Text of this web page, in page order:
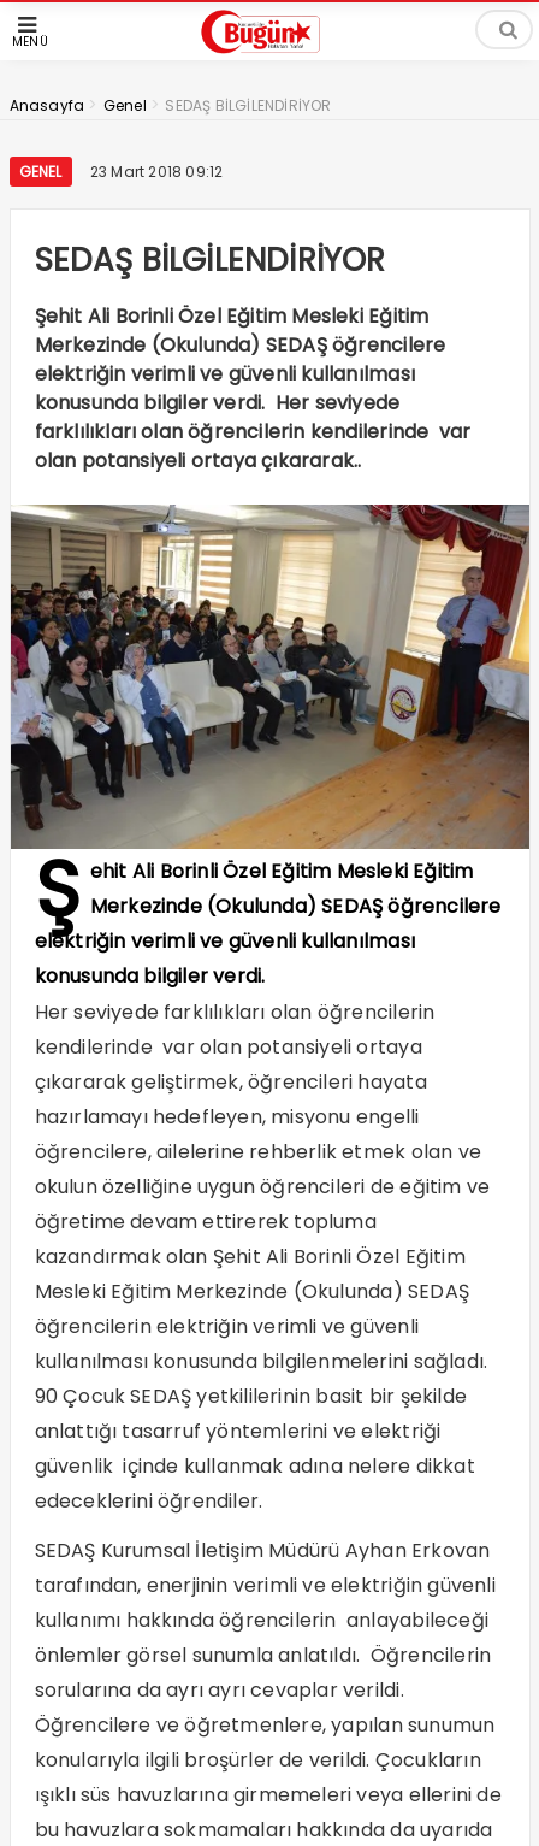
MENÜ
Anasayfa > Genel > SEDAŞ BİLGİLENDİRİYOR
GENEL 23 Mart 2018 09:12
SEDAŞ BİLGİLENDİRİYOR
Şehit Ali Borinli Özel Eğitim Mesleki Eğitim
Merkezinde (Okulunda) SEDAŞ öğrencilere
elektriğin verimli ve güvenli kullanılması
konusunda bilgiler verdi. Her seviyede
farklılıkları olan öğrencilerin kendilerinde var
olan potansiyeli ortaya çıkararak..
Ş ehit Ali Borinli Özel Eğitim Mesleki Eğitim
Merkezinde (Okulunda) SEDAŞ öğrencilere
elektriğin verimli ve güvenli kullanılması
konusunda bilgiler verdi.
Her seviyede farklılıkları olan öğrencilerin
kendilerinde var olan potansiyeli ortaya
çıkararak geliştirmek, öğrencileri hayata
hazırlamayı hedefleyen, misyonu engelli
öğrencilere, ailelerine rehberlik etmek olan ve
okulun özelliğine uygun öğrencileri de eğitim ve
öğretime devam ettirerek topluma
kazandırmak olan Şehit Ali Borinli Özel Eğitim
Mesleki Eğitim Merkezinde (Okulunda) SEDAŞ
öğrencilerin elektriğin verimli ve güvenli
kullanılması konusunda bilgilenmelerini sağladı.
90 Çocuk SEDAŞ yetkililerinin basit bir şekilde
anlattığı tasarruf yöntemlerini ve elektriği
güvenlik içinde kullanmak adına nelere dikkat
edeceklerini öğrendiler.
SEDAŞ Kurumsal İletişim Müdürü Ayhan Erkovan
tarafından, enerjinin verimli ve elektriğin güvenli
kullanımı hakkında öğrencilerin anlayabileceği
önlemler görsel sunumla anlatıldı. Öğrencilerin
sorularına da ayrı ayrı cevaplar verildi.
Öğrencilere ve öğretmenlere, yapılan sunumun
konularıyla ilgili broşürler de verildi. Çocukların
ışıklı süs havuzlarına girmemeleri veya ellerini de
bu havuzlara sokmamaları hakkında da uyarıda